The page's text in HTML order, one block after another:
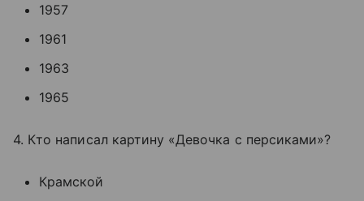
1957
1961
1963
1965
4. Кто написал картину «Девочка с персиками»?
Крамской